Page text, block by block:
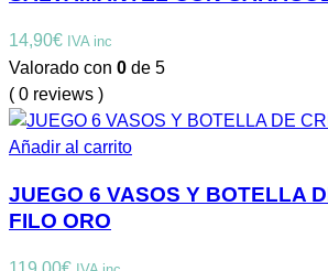
14,90€ IVA inc
Valorado con 0 de 5
( 0 reviews )
Añadir al carrito
JUEGO 6 VASOS Y BOTELLA
FILO ORO